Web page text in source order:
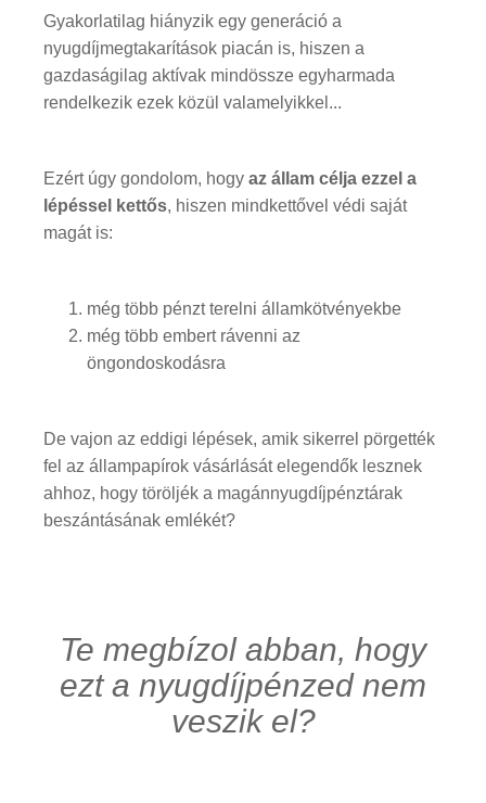
Gyakorlatilag hiányzik egy generáció a
nyugdíjmegtakarítások piacán is, hiszen a
gazdaságilag aktívak mindössze egyharmada
rendelkezik ezek közül valamelyikkel...
Ezért úgy gondolom, hogy az állam célja ezzel a
lépéssel kettős, hiszen mindkettővel védi saját
magát is:
még több pénzt terelni államkötvényekbe
még több embert rávenni az
öngondoskodásra
De vajon az eddigi lépések, amik sikerrel pörgették
fel az állampapírok vásárlását elegendők lesznek
ahhoz, hogy töröljék a magánnyugdíjpénztárak
beszántásának emlékét?
Te megbízol abban, hogy
ezt a nyugdíjpénzed nem
veszik el?